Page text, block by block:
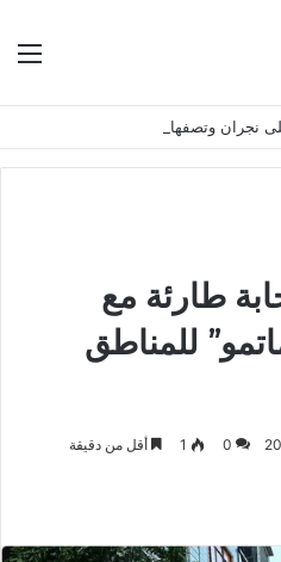
طارئة مع
للمناطق
0
1 أقل من دقيقة